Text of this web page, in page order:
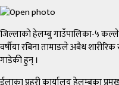
जिल्लाको हेलम्बु गाउँपालिका-५
वर्षीया रबिना तामाङले अबैध
गाडेकी हुन् ।